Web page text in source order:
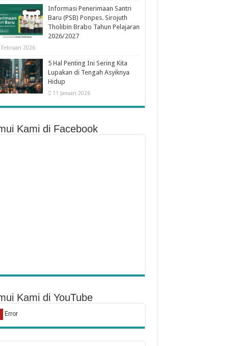
Informasi Penerimaan Santri
Baru (PSB) Ponpes. Sirojuth
Tholibin Brabo Tahun Pelajaran
2026/2027
Februari 2026
5 Hal Penting Ini Sering Kita
Lupakan di Tengah Asyiknya
Hidup
11 Januari 2026
Kami di Facebook
Kami di YouTube